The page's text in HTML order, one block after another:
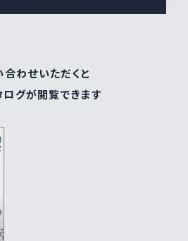
合わせいただくと
グが閲覧できます